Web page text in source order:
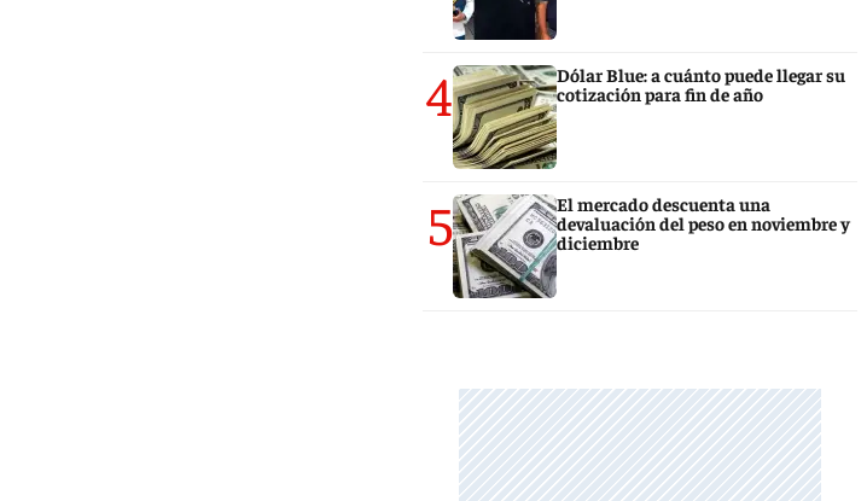
4
Dólar Blue: a cuánto puede llegar su
cotización para fin de año
5
El mercado descuenta una
devaluación del peso en noviembre y
diciembre